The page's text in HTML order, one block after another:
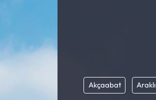
Akçaabat Araklı